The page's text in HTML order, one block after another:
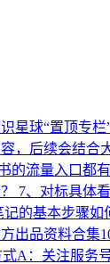
星球“置顶专
，后续会结合
的流量入口都
7、对标具体
的基本步骤
出品资料合集
A：关注服务